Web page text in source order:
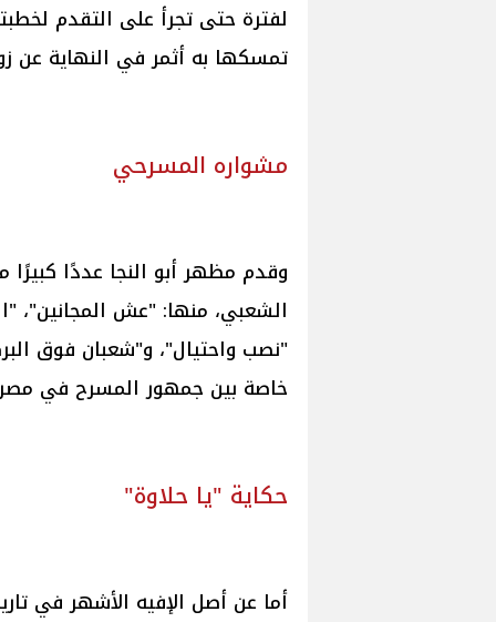
لفترة حتى تجرأ على التقدم
تمسكها به أثمر في النهاية عن
مشواره المسرحي
وقدم مظهر أبو النجا عددًا
الشعبي، منها: "عش المجانين"،
"نصب واحتيال"، و"شعبان فوق
خاصة بين جمهور المسرح في
حكاية "يا حلاوة"
أما عن أصل الإفيه الأشهر في